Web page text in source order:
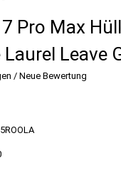
Pro Max
Leave
/ Neue Bewertung